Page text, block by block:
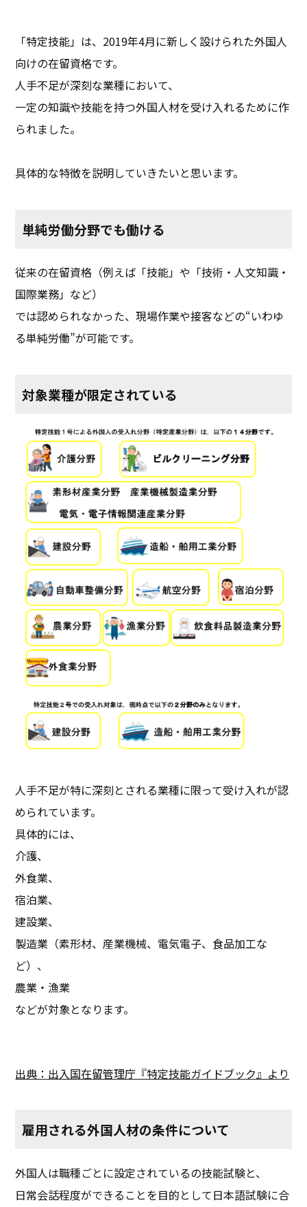
「特定技能」は、2019年4月に新しく設けられた外国人
向けの在留資格です。
人手不足が深刻な業種において、
一定の知識や技能を持つ外国人材を受け入れるために作
られました。
具体的な特徴を説明していきたいと思います。
単純労働分野でも働ける
従来の在留資格（例えば「技能」や「技術・人文知識・
国際業務」など）
では認められなかった、現場作業や接客などの“いわゆ
る単純労働”が可能です。
対象業種が限定されている
人手不足が特に深刻とされる業種に限って受け入れが認
められています。
具体的には、
介護、
外食業、
宿泊業、
建設業、
製造業（素形材、産業機械、電気電子、食品加工な
ど）、
農業・漁業
などが対象となります。
出典：出入国在留管理庁『特定技能ガイドブック』より
雇用される外国人材の条件について
外国人は職種ごとに設定されているの技能試験と、
日常会話程度ができることを目的として日本語試験に合